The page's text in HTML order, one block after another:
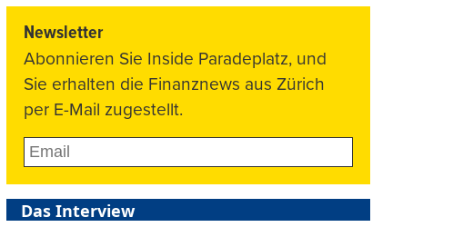
Newsletter
Abonnieren Sie Inside Paradeplatz, und
Sie erhalten die Finanznews aus Zürich
per E-Mail zugestellt.
Das Interview